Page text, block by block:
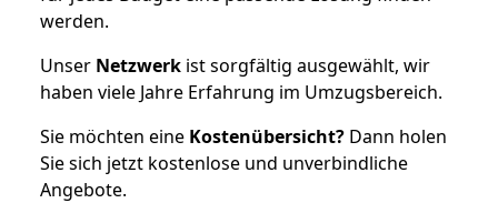
werden.
Unser Netzwerk ist sorgfältig ausgewählt, wir
haben viele Jahre Erfahrung im Umzugsbereich.
Sie möchten eine Kostenübersicht? Dann holen
Sie sich jetzt kostenlose und unverbindliche
Angebote.